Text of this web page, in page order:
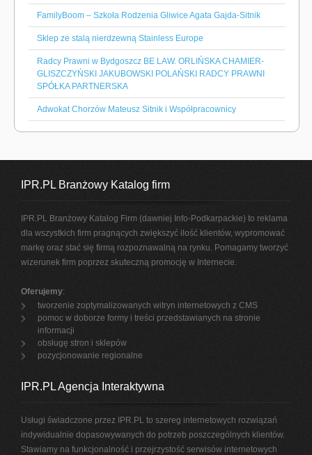
FamilyBoom – Szkoła Rodzenia Gliwice Agata Gajda-Sitnik
Sklep ze stalą nierdzewną Stainless Europe
Radcy Prawni w Bydgoszcz BE LAW. ORLIŃSKA CHAMIER-
GLISZCZYŃSKI JAKUBOWSKI POLAŃSKI RADCY PRAWNI
SPÓŁKA PARTNERSKA
Adwokat Chorzów Mateusz Sitnik i Współpracownicy
IPR.PL Branżowy Katalog firm
IPR.PL Branżowy Katalog Firm (dawniej Info-Podkarpackie) to reklama
dla wszystkich firm pragnących zwiększyć ilość klientów, wypromować
markę oraz stać się firmą rozpoznawalną na rynku. Pomagamy tworzyć
wizerunek firm poprzez skuteczną promocję w Internecie.
Oferujemy:
tworzenie zoptymalizowanych witryn internetowych z CMS
pomoc w doborze formy i treści przedstawianych na stronie
informacji
obsługę stron i sklepów
pozycjonowanie regionalne
IPR.PL Agencja Interaktywna
Usługi świadczone przez IPR.PL to szereg internetowych rozwiązań
indywidualnie dopasowywanych do potrzeb poszczególnych klientów.
Stawiamy na funkcjonalność i przejrzystość serwisów internetowych